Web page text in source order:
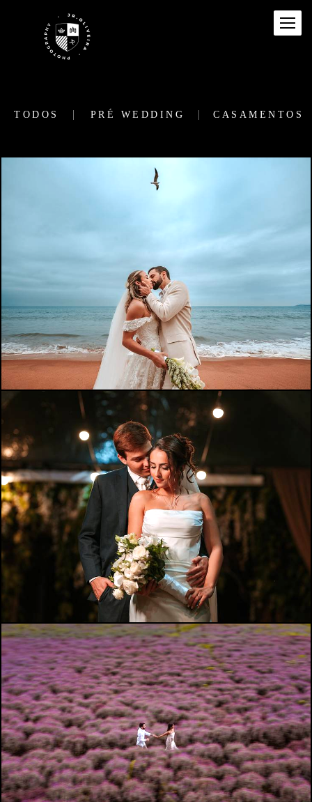
TODOS PRÉ WEDDING CASAMENTOS
97 0
100 0
430 0